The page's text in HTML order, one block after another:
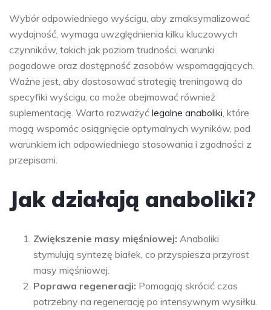
Wybór odpowiedniego wyścigu, aby zmaksymalizować
wydajność, wymaga uwzględnienia kilku kluczowych
czynników, takich jak poziom trudności, warunki
pogodowe oraz dostępność zasobów wspomagających.
Ważne jest, aby dostosować strategię treningową do
specyfiki wyścigu, co może obejmować również
suplementację. Warto rozważyć legalne anaboliki, które
mogą wspomóc osiągnięcie optymalnych wyników, pod
warunkiem ich odpowiedniego stosowania i zgodności z
przepisami.
Jak działają anaboliki?
Zwiększenie masy mięśniowej: Anaboliki
stymulują syntezę białek, co przyspiesza przyrost
masy mięśniowej.
Poprawa regeneracji: Pomagają skrócić czas
potrzebny na regenerację po intensywnym wysiłku.